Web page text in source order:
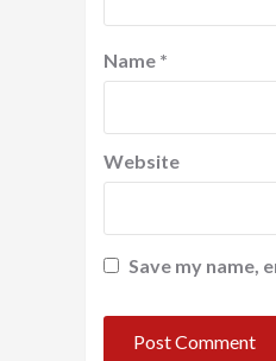
Name *
Website
Save my name,